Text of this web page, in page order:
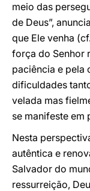
meio das
de Deus”,
que Ele venha
força do Senhor
paciência e pela
dificuldades
velada mas
se manifeste em
Nesta
autêntica e
Salvador do
ressurreição,